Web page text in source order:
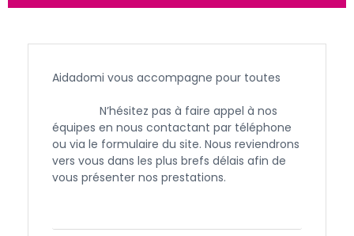
Aidadomi vous accompagne pour toutes
N’hésitez pas à faire appel à nos
équipes en nous contactant par téléphone
ou via le formulaire du site. Nous reviendrons
vers vous dans les plus brefs délais afin de
vous présenter nos prestations.